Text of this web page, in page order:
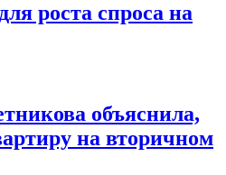
роста спроса на
объяснила,
на вторичном